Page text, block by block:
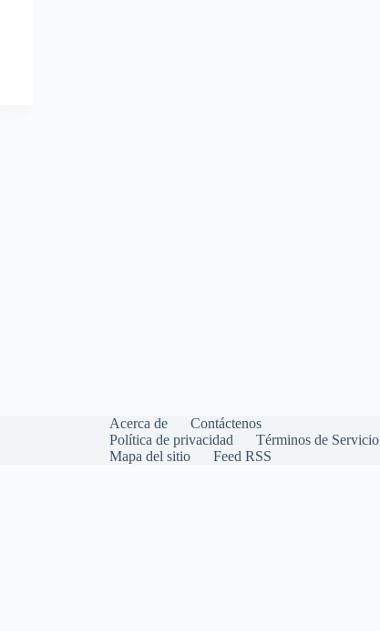
Acerca de
Contáctenos
Política de privacidad
Términos de Servicio
Mapa del sitio
Feed RSS